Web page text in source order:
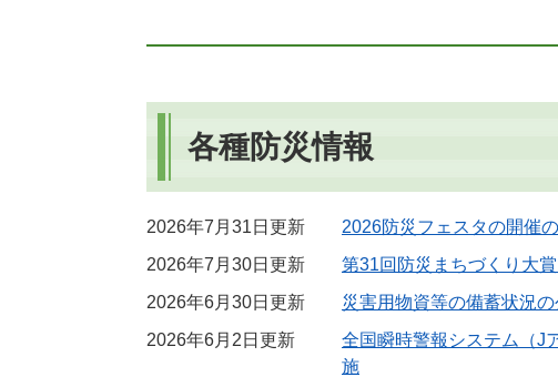
各種防災情報
2026年7月31日更新
2026防災フェスタの開催
2026年7月30日更新
第31回防災まちづくり大
2026年6月30日更新
災害用物資等の備蓄状況
2026年6月2日更新
全国瞬時警報システム（J
施